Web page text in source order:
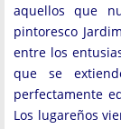
aquellos que
pintoresco
entre los
que se
perfectamente
Los lugareños